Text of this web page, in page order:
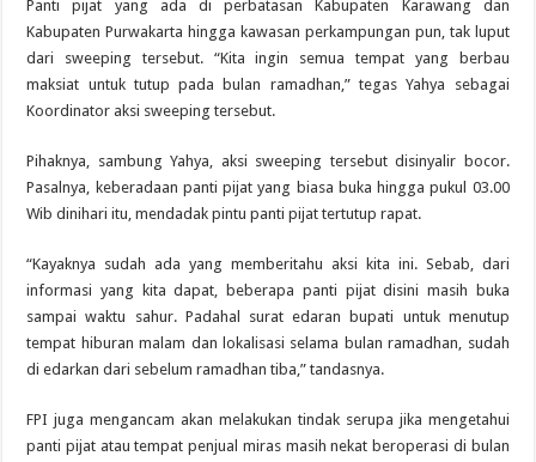
Panti pijat yang ada di perbatasan Kabupaten Karawang dan
Kabupaten Purwakarta hingga kawasan perkampungan pun, tak luput
dari sweeping tersebut. “Kita ingin semua tempat yang berbau
maksiat untuk tutup pada bulan ramadhan,” tegas Yahya sebagai
Koordinator aksi sweeping tersebut.
Pihaknya, sambung Yahya, aksi sweeping tersebut disinyalir bocor.
Pasalnya, keberadaan panti pijat yang biasa buka hingga pukul 03.00
Wib dinihari itu, mendadak pintu panti pijat tertutup rapat.
“Kayaknya sudah ada yang memberitahu aksi kita ini. Sebab, dari
informasi yang kita dapat, beberapa panti pijat disini masih buka
sampai waktu sahur. Padahal surat edaran bupati untuk menutup
tempat hiburan malam dan lokalisasi selama bulan ramadhan, sudah
di edarkan dari sebelum ramadhan tiba,” tandasnya.
FPI juga mengancam akan melakukan tindak serupa jika mengetahui
panti pijat atau tempat penjual miras masih nekat beroperasi di bulan